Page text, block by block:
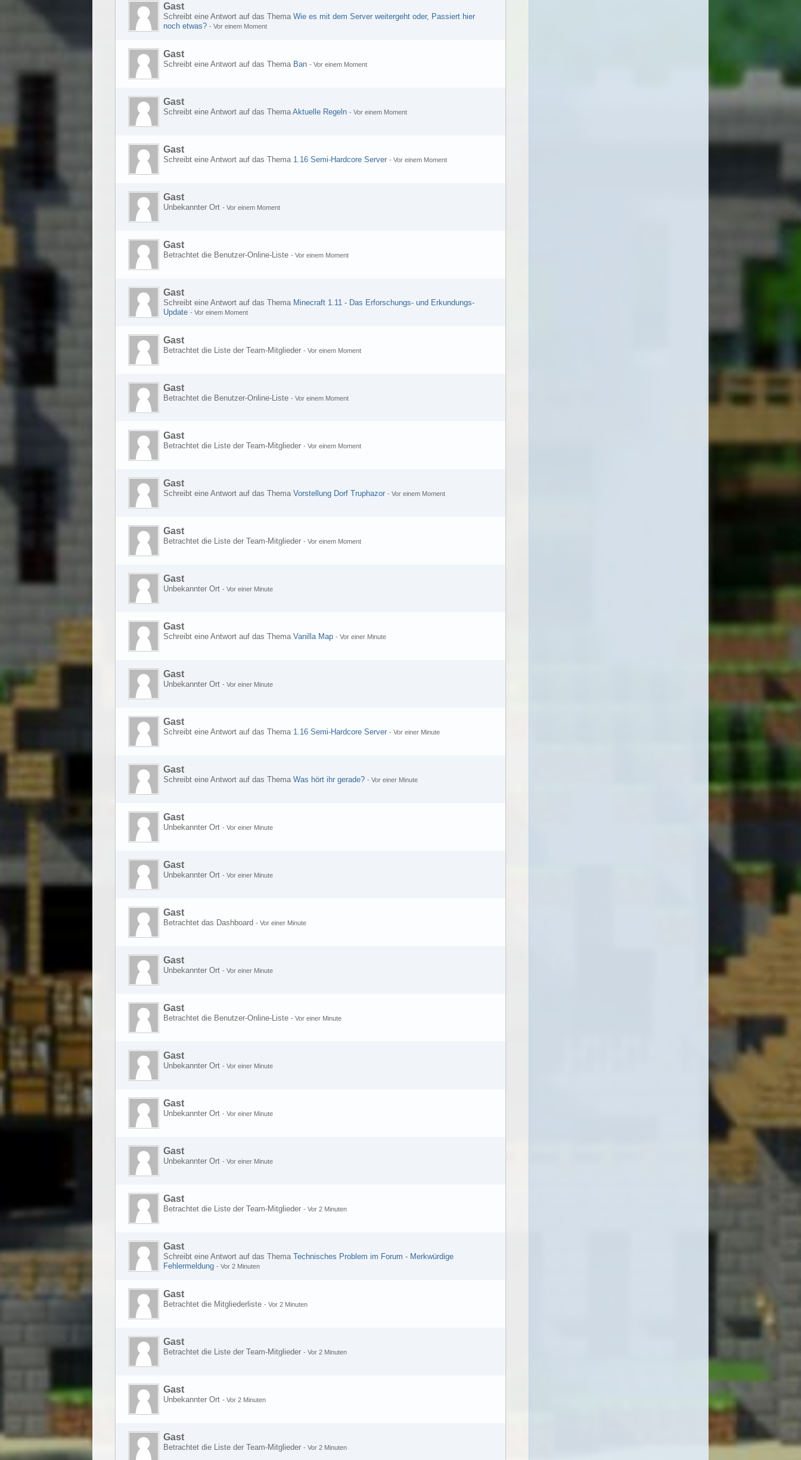
Gast
Schreibt eine Antwort auf das Thema Wie es mit dem Server weitergeht oder, Passiert hier
noch etwas? - Vor einem Moment
Gast
Schreibt eine Antwort auf das Thema Ban - Vor einem Moment
Gast
Schreibt eine Antwort auf das Thema Aktuelle Regeln - Vor einem Moment
Gast
Schreibt eine Antwort auf das Thema 1.16 Semi-Hardcore Server - Vor einem Moment
Gast
Unbekannter Ort - Vor einem Moment
Gast
Betrachtet die Benutzer-Online-Liste - Vor einem Moment
Gast
Schreibt eine Antwort auf das Thema Minecraft 1.11 - Das Erforschungs- und Erkundungs-
Update - Vor einem Moment
Gast
Betrachtet die Liste der Team-Mitglieder - Vor einem Moment
Gast
Betrachtet die Benutzer-Online-Liste - Vor einem Moment
Gast
Betrachtet die Liste der Team-Mitglieder - Vor einem Moment
Gast
Schreibt eine Antwort auf das Thema Vorstellung Dorf Truphazor - Vor einem Moment
Gast
Betrachtet die Liste der Team-Mitglieder - Vor einem Moment
Gast
Unbekannter Ort - Vor einer Minute
Gast
Schreibt eine Antwort auf das Thema Vanilla Map - Vor einer Minute
Gast
Unbekannter Ort - Vor einer Minute
Gast
Schreibt eine Antwort auf das Thema 1.16 Semi-Hardcore Server - Vor einer Minute
Gast
Schreibt eine Antwort auf das Thema Was hört ihr gerade? - Vor einer Minute
Gast
Unbekannter Ort - Vor einer Minute
Gast
Unbekannter Ort - Vor einer Minute
Gast
Betrachtet das Dashboard - Vor einer Minute
Gast
Unbekannter Ort - Vor einer Minute
Gast
Betrachtet die Benutzer-Online-Liste - Vor einer Minute
Gast
Unbekannter Ort - Vor einer Minute
Gast
Unbekannter Ort - Vor einer Minute
Gast
Unbekannter Ort - Vor einer Minute
Gast
Betrachtet die Liste der Team-Mitglieder - Vor 2 Minuten
Gast
Schreibt eine Antwort auf das Thema Technisches Problem im Forum - Merkwürdige
Fehlermeldung - Vor 2 Minuten
Gast
Betrachtet die Mitgliederliste - Vor 2 Minuten
Gast
Betrachtet die Liste der Team-Mitglieder - Vor 2 Minuten
Gast
Unbekannter Ort - Vor 2 Minuten
Gast
Betrachtet die Liste der Team-Mitglieder - Vor 2 Minuten